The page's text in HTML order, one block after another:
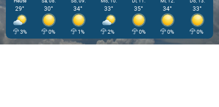
29°
3%
30°
0%
34°
1%
33°
2%
35°
0%
34°
0%
33°
0%